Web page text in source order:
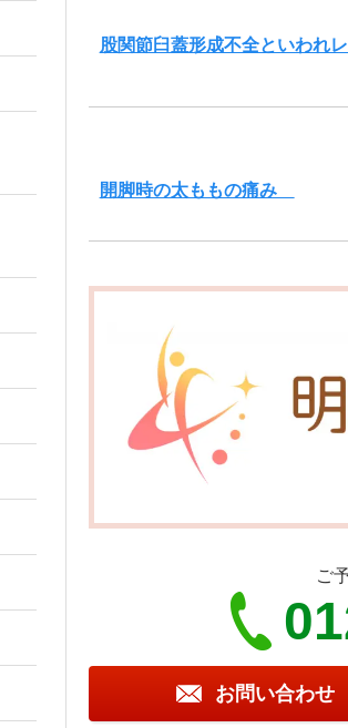
股関節臼蓋形成不全といわれ
開脚時の太ももの痛み
ご
お問い合わせ